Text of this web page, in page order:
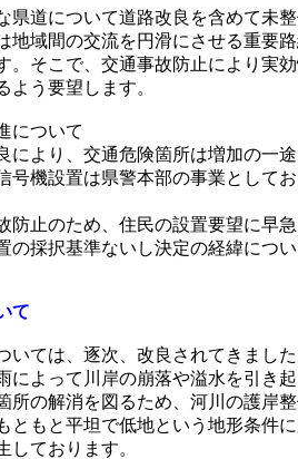
道について道路改良を含めて未
域間の交流を円滑にさせる重要
。そこで、交通事故防止により実
よう要望します。
について
より、交通危険箇所は増加の一途
機設置は県警本部の事業として
止のため、住民の設置要望に早
採択基準ないし決定の経緯につ
て
ては、逐次、改良されてきまし
によって川岸の崩落や溢水を引き
の解消を図るため、河川の護岸
もと平坦で低地という地形条件
しております。